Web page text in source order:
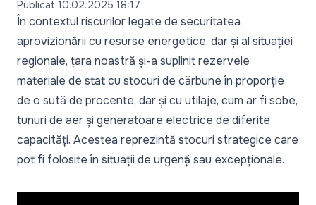
Publicat 10.02.2025 18:17
În contextul riscurilor legate de securitatea
aprovizionării cu resurse energetice, dar și al situației
regionale, țara noastră și-a suplinit rezervele
materiale de stat cu stocuri de cărbune în proporție
de o sută de procente, dar și cu utilaje, cum ar fi sobe,
tunuri de aer și generatoare electrice de diferite
capacități. Acestea reprezintă stocuri strategice care
pot fi folosite în situații de urgență sau excepționale.